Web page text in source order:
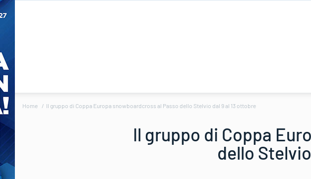
Home Il gruppo di Coppa Europa snowboardcross al Passo dello Stelvio dal 9 al 13 ottobre
Il gruppo di Coppa
dello